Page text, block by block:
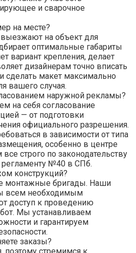
и сварочное
на месте?
на объект для
оптимальные габариты
вариант крепления, делает
дизайнерам точно вписать
сделать макет максимально
вашего случая.
наружной рекламы?
на себя согласование
— от подготовки
официального разрешения.
в зависимости от типа
особенно в центре
строго по законодательству
№40 в СПб.
конструкций?
монтажные бригады. Наши
всем необходимым
доступ к проведению
Мы устанавливаем
и гарантируем
заказы?